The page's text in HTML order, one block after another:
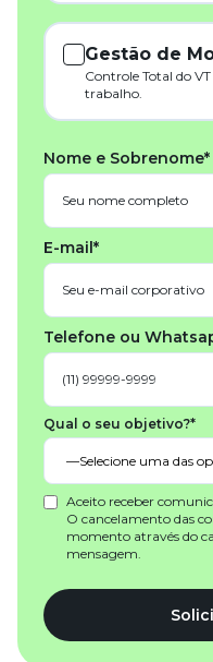
Gestão de
Controle Total do
trabalho.
Nome e Sobrenome*
E-mail*
Telefone ou
Qual o seu objetivo?*
Aceito receber
O cancelamento das
momento através do
mensagem.